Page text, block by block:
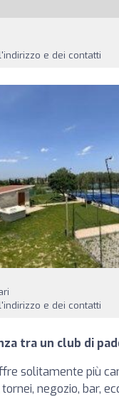
e dei contatti
e dei contatti
tra un club di
solitamente più
negozio, bar,